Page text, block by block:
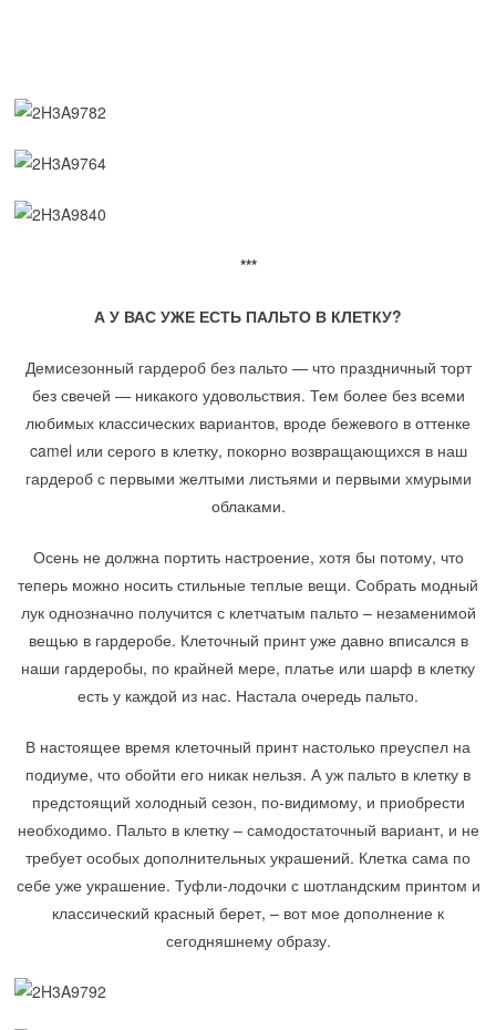
***
А У ВАС УЖЕ ЕСТЬ ПАЛЬТО В КЛЕТКУ?
Демисезонный гардероб без пальто — что праздничный торт
без свечей — никакого удовольствия. Тем более без всеми
любимых классических вариантов, вроде бежевого в оттенке
camel или серого в клетку, покорно возвращающихся в наш
гардероб с первыми желтыми листьями и первыми хмурыми
облаками.
Осень не должна портить настроение, хотя бы потому, что
теперь можно носить стильные теплые вещи. Собрать модный
лук однозначно получится с клетчатым пальто – незаменимой
вещью в гардеробе. Клеточный принт уже давно вписался в
наши гардеробы, по крайней мере, платье или шарф в клетку
есть у каждой из нас. Настала очередь пальто.
В настоящее время клеточный принт настолько преуспел на
подиуме, что обойти его никак нельзя. А уж пальто в клетку в
предстоящий холодный сезон, по-видимому, и приобрести
необходимо. Пальто в клетку – самодостаточный вариант, и не
требует особых дополнительных украшений. Клетка сама по
себе уже украшение. Туфли-лодочки с шотландским принтом и
классический красный берет, – вот мое дополнение к
сегодняшнему образу.